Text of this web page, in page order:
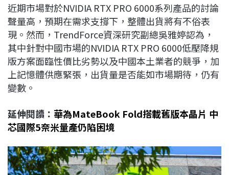
b
o
o
k
a
d
s
e
d
I
n
L
i
n
k
近期市場對於NVIDIA RTX PRO 6000系列產品的討論
聲量高，預期在需求支撐下，整體出貨將有不俗表
現。然而，TrendForce資深研究副總吳雅婷認為，
其中針對中國市場的NVIDIA RTX PRO 6000低壓降規
版方案面臨性價比劣勢以及中國本土業者的競爭，加
上記憶體供應緊張，出貨量是否能如市場期待，仍有
變數。
延伸閱讀： 華為MateBook Fold搭載舊版本晶片 中
芯國際5奈米量產仍陷困境